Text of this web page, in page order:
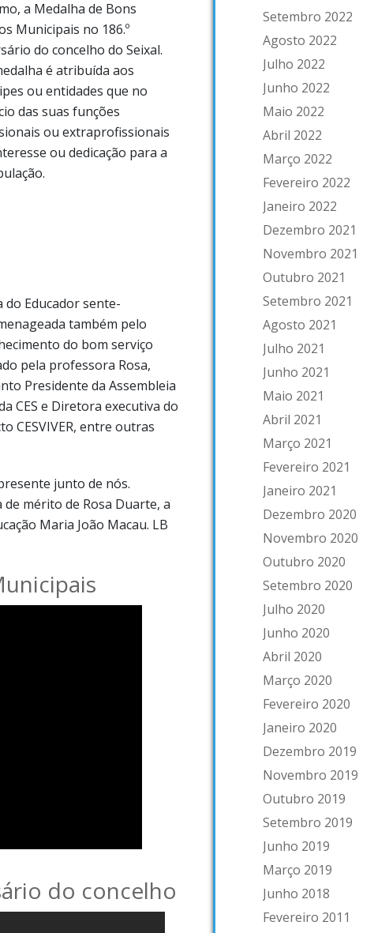
a Medalha de Bons
Municipais no 186.º
do concelho do Seixal.
é atribuída aos
ou entidades que no
das suas funções
ou extraprofissionais
ou dedicação para a
do Educador sente-
também pelo
do bom serviço
pela professora Rosa,
Presidente da Assembleia
CES e Diretora executiva do
CESVIVER, entre outras
junto de nós.
mérito de Rosa Duarte, a
Maria João Macau. LB
do concelho
Setembro 2022
Agosto 2022
Julho 2022
Junho 2022
Maio 2022
Abril 2022
Março 2022
Fevereiro 2022
Janeiro 2022
Dezembro 2021
Novembro 2021
Outubro 2021
Setembro 2021
Agosto 2021
Julho 2021
Junho 2021
Maio 2021
Abril 2021
Março 2021
Fevereiro 2021
Janeiro 2021
Dezembro 2020
Novembro 2020
Outubro 2020
Setembro 2020
Julho 2020
Junho 2020
Abril 2020
Março 2020
Fevereiro 2020
Janeiro 2020
Dezembro 2019
Novembro 2019
Outubro 2019
Setembro 2019
Junho 2019
Março 2019
Junho 2018
Fevereiro 2011